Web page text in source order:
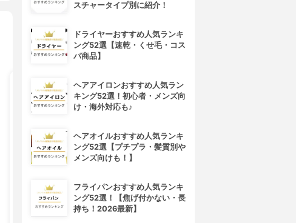
4位
DMM.com証券
DMM FX
ヒロセ通商
スチャータイプ別に紹介！
ドライヤーおすすめ人気ランキ
ング52選【速乾・くせ毛・コス
パ商品】
ヘアアイロンおすすめ人気ラン
キング52選！初心者・メンズ向
け・海外対応も♪
ヘアオイルおすすめ人気ランキ
ング52選【プチプラ・髪質別や
メンズ向けも！】
フライパンおすすめ人気ランキ
ング52選！【焦げ付かない・長
持ち！2026最新】